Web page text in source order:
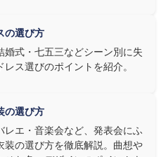
確認する
なのが"動きやすさ"です。ピ
、バイオリンなら弓を動かす
締め付けがないこと——演奏の
のレンタル衣装は、元ピ
ールでのご使用を前提に厳選し
の選び方
婚式・七五三などシーン別に失
レス選びのポイントを紹介。
の選び方
レエ・音楽会など、発表会にふ
装の選び方を徹底解説。曲想や